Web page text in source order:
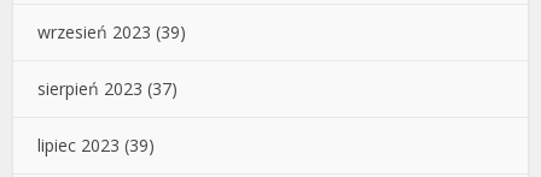
wrzesień 2023 (39)
sierpień 2023 (37)
lipiec 2023 (39)